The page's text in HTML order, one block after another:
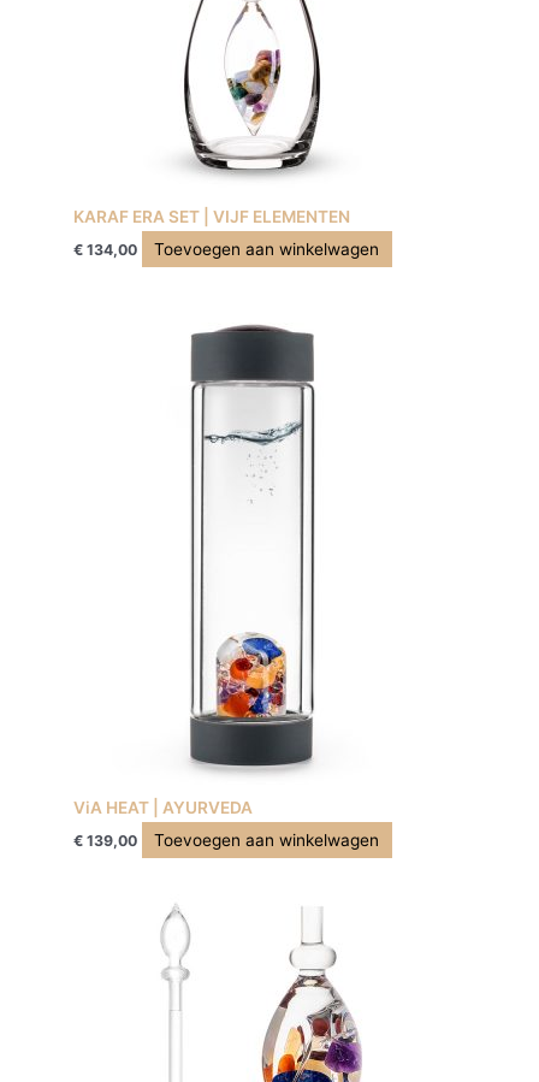
KARAF ERA SET | VIJF ELEMENTEN
€ 134,00 Toevoegen aan winkelwagen
ViA HEAT | AYURVEDA
€ 139,00 Toevoegen aan winkelwagen